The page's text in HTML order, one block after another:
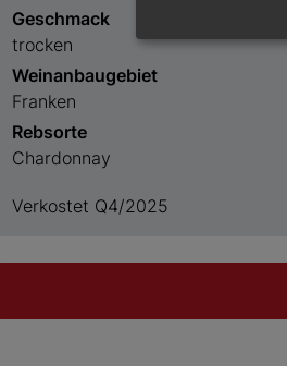
Geschmack
trocken
Weinanbaugebiet
Franken
Rebsorte
Chardonnay
Verkostet Q4/2025